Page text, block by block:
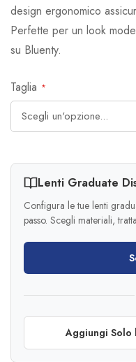
design ergonomico
Perfette per un look
su Bluenty.
Taglia
Lenti Graduate
Configura le tue lenti
passo. Scegli materiali,
Aggiungi Solo